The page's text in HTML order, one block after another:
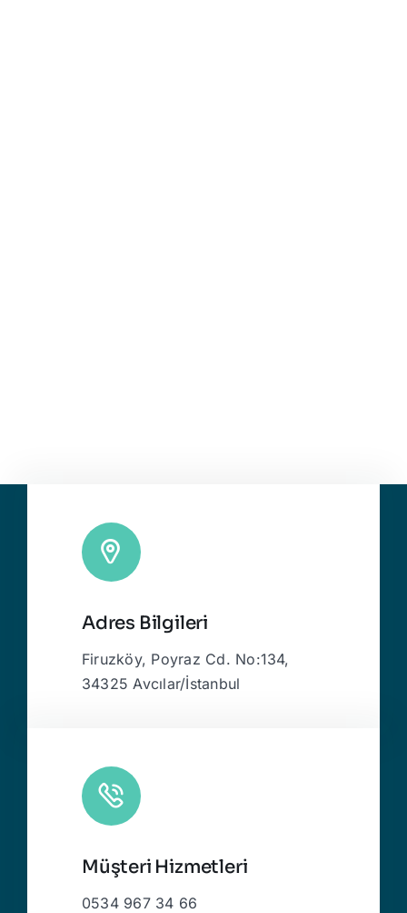
Adres Bilgileri
Firuzköy, Poyraz Cd. No:134,
34325 Avcılar/İstanbul
Müşteri Hizmetleri
0534 967 34 66